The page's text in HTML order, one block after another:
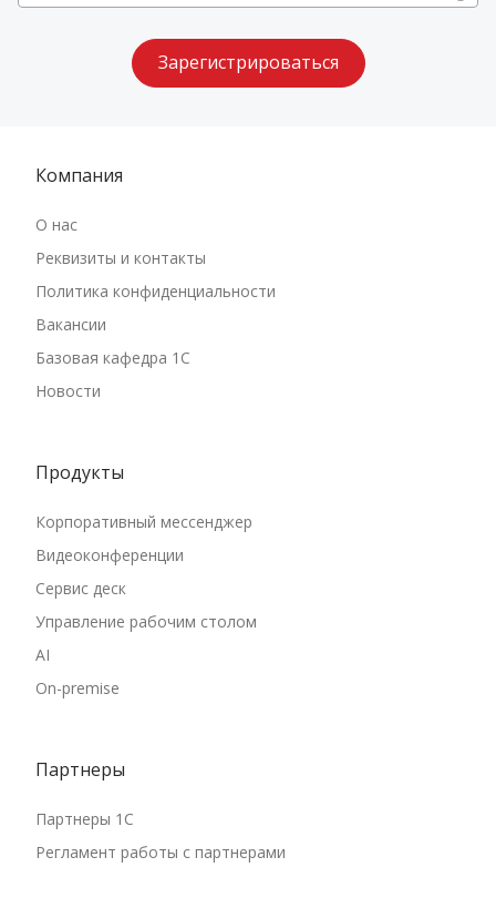
Владимирская область
Волгоградская область
Вологодская область
Ивановская область
Иркутская область
Кабардино-Балкарская Республика
Калининградская область
Калужская область
Камчатский край
Кемеровская область
Кировская область
Костромская область
Краснодарский край
Красноярский край
Курганская область
Курская область
Липецкая область
Москва
Московская область
Компания
О нас
Реквизиты и контакты
Политика конфиденциальности
Вакансии
Базовая кафедра 1С
Новости
Продукты
Корпоративный мессенджер
Видеоконференции
Сервис деск
Управление рабочим столом
AI
On-premise
Партнеры
Партнеры 1С
Регламент работы с партнерами